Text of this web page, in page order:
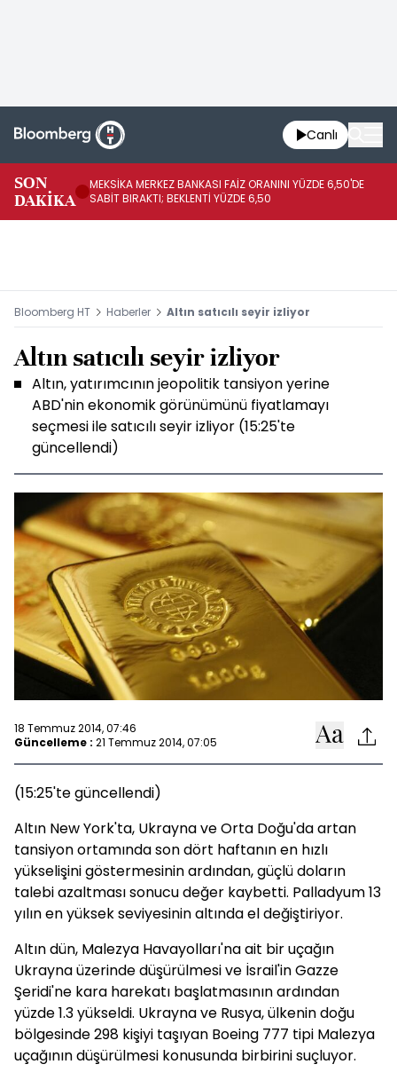
Canlı
SON
DAKİKA
MEKSİKA MERKEZ BANKASI FAİZ ORANINI YÜZDE 6,50'DE
SABİT BIRAKTI; BEKLENTİ YÜZDE 6,50
Bloomberg HT Haberler Altın satıcılı seyir izliyor
Altın satıcılı seyir izliyor
Altın, yatırımcının jeopolitik tansiyon yerine
ABD'nin ekonomik görünümünü fiyatlamayı
seçmesi ile satıcılı seyir izliyor (15:25'te
güncellendi)
18 Temmuz 2014, 07:46
Güncelleme : 21 Temmuz 2014, 07:05
(15:25'te güncellendi)
Altın New York'ta, Ukrayna ve Orta Doğu'da artan
tansiyon ortamında son dört haftanın en hızlı
yükselişini göstermesinin ardından, güçlü doların
talebi azaltması sonucu değer kaybetti. Palladyum 13
yılın en yüksek seviyesinin altında el değiştiriyor.
Altın dün, Malezya Havayolları'na ait bir uçağın
Ukrayna üzerinde düşürülmesi ve İsrail'in Gazze
Şeridi'ne kara harekatı başlatmasının ardından
yüzde 1.3 yükseldi. Ukrayna ve Rusya, ülkenin doğu
bölgesinde 298 kişiyi taşıyan Boeing 777 tipi Malezya
uçağının düşürülmesi konusunda birbirini suçluyor.